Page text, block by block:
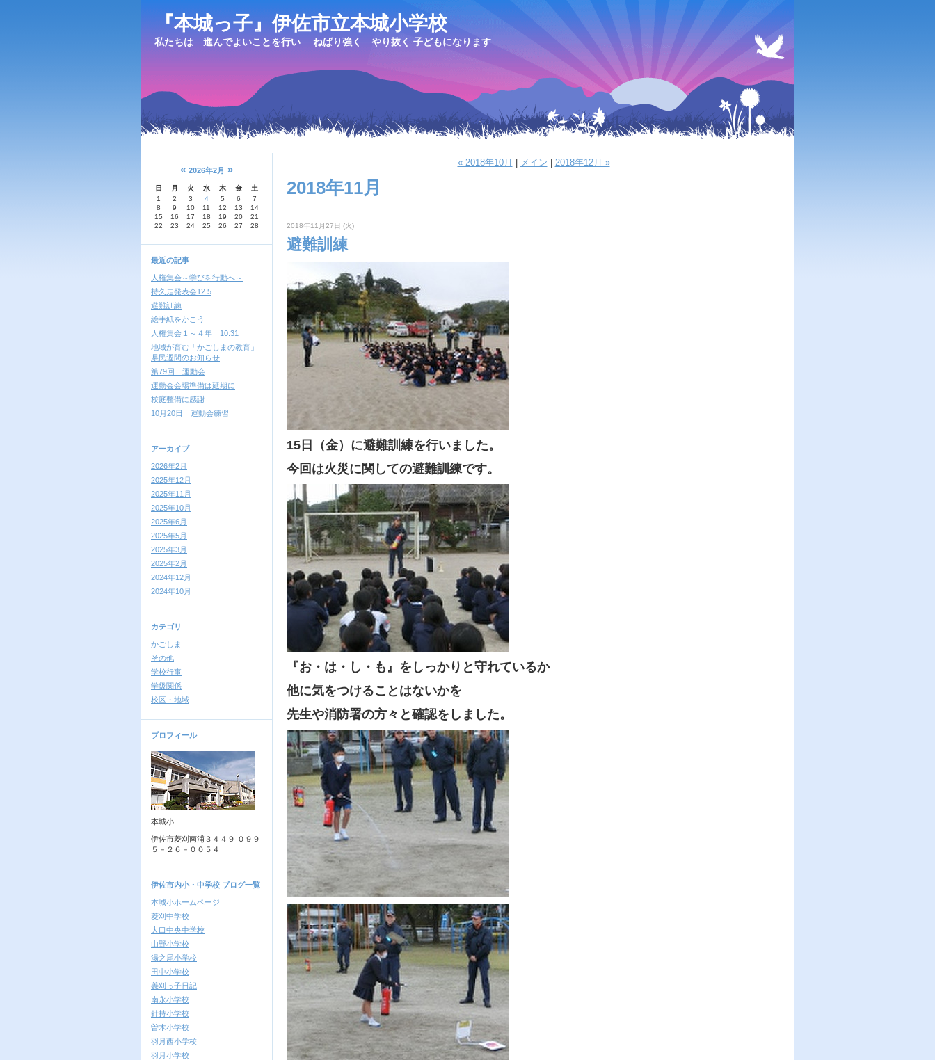
『本城っ子』伊佐市立本城小学校
私たちは 進んでよいことを行い ねばり強く やり抜く 子どもになります
« 2026年2月 »
日 月 火 水 木 金
土
1
2 3 4 5 6
7
8
9 10 11 12 13
14
15
16 17 18 19 20
21
22
23 24 25 26 27 28
最近の記事
人権集会～学びを行動へ～
持久走発表会12.5
避難訓練
絵手紙をかこう
人権集会１～４年 10.31
地域が育む「かごしまの教育」
県民週間のお知らせ
第79回 運動会
運動会会場準備は延期に
校庭整備に感謝
10月20日 運動会練習
アーカイブ
2026年2月
2025年12月
2025年11月
2025年10月
2025年6月
2025年5月
2025年3月
2025年2月
2024年12月
2024年10月
カテゴリ
かごしま
その他
学校行事
学級関係
校区・地域
プロフィール
本城小
伊佐市菱刈南浦３４４９ ０９９
５－２６－００５４
伊佐市内小・中学校 ブログ一覧
本城小ホームページ
菱刈中学校
大口中央中学校
山野小学校
湯之尾小学校
田中小学校
菱刈っ子日記
南永小学校
針持小学校
曽木小学校
羽月西小学校
羽月小学校
« 2018年10月 メイン 2018年12月 »
2018年11月
2018年11月27日 (火)
避難訓練
15日（金）に避難訓練を行いました。
今回は火災に関しての避難訓練です。
『お・は・し・も』をしっかりと守れているか
他に気をつけることはないかを
先生や消防署の方々と確認をしました。